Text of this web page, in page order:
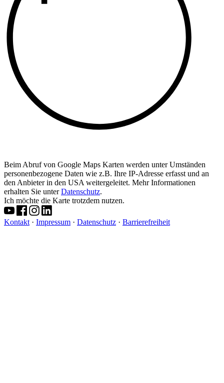
Beim Abruf von Google Maps Karten werden unter Umständen
personenbezogene Daten wie z.B. Ihre IP-Adresse erfasst und an
den Anbieter in den USA weitergeleitet. Mehr Informationen
erhalten Sie unterDatenschutz.
Ich möchte die Karte trotzdem nutzen.
Kontakt · Impressum · Datenschutz · Barrierefreiheit